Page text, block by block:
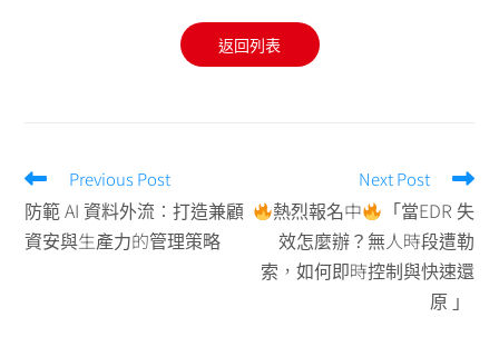
返回列表
Previous Post
防範 AI 資料外流：打造兼顧
資安與生產力的管理策略
Next Post
熱烈報名中
「當EDR 失
效怎麼辦？無人時段遭勒
索，如何即時控制與快速還
原 」